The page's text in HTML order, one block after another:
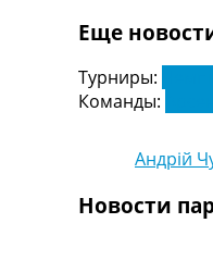
Лига
Еще
Турниры:
Команды:
Андрій
Новости